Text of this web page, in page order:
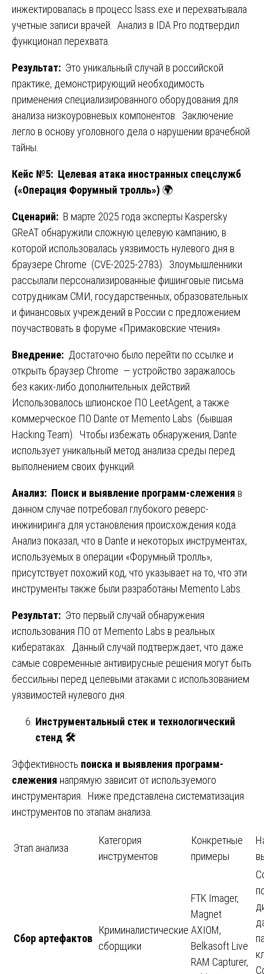
инжектировалась в процесс lsass.exe и перехватывала
учетные записи врачей. Анализ в IDA Pro подтвердил
функционал перехвата.
Результат: Это уникальный случай в российской
практике, демонстрирующий необходимость
применения специализированного оборудования для
анализа низкоуровневых компонентов. Заключение
легло в основу уголовного дела о нарушении врачебной
тайны.
Кейс №5: Целевая атака иностранных спецслужб
(«Операция Форумный тролль») 🌍
Сценарий: В марте 2025 года эксперты Kaspersky
GReAT обнаружили сложную целевую кампанию, в
которой использовалась уязвимость нулевого дня в
браузере Chrome (CVE-2025-2783). Злоумышленники
рассылали персонализированные фишинговые письма
сотрудникам СМИ, государственных, образовательных
и финансовых учреждений в России с предложением
поучаствовать в форуме «Примаковские чтения».
Внедрение: Достаточно было перейти по ссылке и
открыть браузер Chrome — устройство заражалось
без каких-либо дополнительных действий.
Использовалось шпионское ПО LeetAgent, а также
коммерческое ПО Dante от Memento Labs (бывшая
Hacking Team). Чтобы избежать обнаружения, Dante
использует уникальный метод анализа среды перед
выполнением своих функций.
Анализ: Поиск и выявление программ-слежения в
данном случае потребовал глубокого реверс-
инжиниринга для установления происхождения кода.
Анализ показал, что в Dante и некоторых инструментах,
используемых в операции «Форумный тролль»,
присутствует похожий код, что указывает на то, что эти
инструменты также были разработаны Memento Labs.
Результат: Это первый случай обнаружения
использования ПО от Memento Labs в реальных
кибератаках. Данный случай подтверждает, что даже
самые современные антивирусные решения могут быть
бессильны перед целевыми атаками с использованием
уязвимостей нулевого дня.
Инструментальный стек и технологический
стенд 🛠️
Эффективность поиска и выявления программ-
слежения напрямую зависит от используемого
инструментария. Ниже представлена систематизация
инструментов по этапам анализа.
Этап анализа
Категория
инструментов
Конкретные
примеры
Сбор артефактов
Криминалистические
сборщики
FTK Imager,
Magnet
AXIOM,
Belkasoft Live
RAM Capturer,